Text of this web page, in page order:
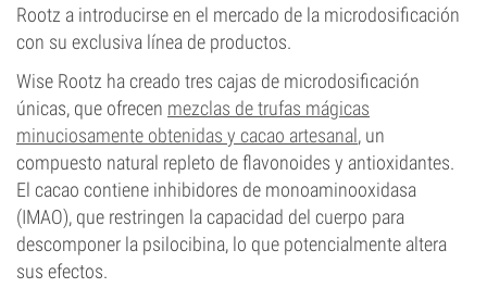
Rootz a introducirse en el mercado de la microdosificación
con su exclusiva línea de productos.
Wise Rootz ha creado tres cajas de microdosificación
únicas, que ofrecen mezclas de trufas mágicas
minuciosamente obtenidas y cacao artesanal, un
compuesto natural repleto de flavonoides y antioxidantes.
El cacao contiene inhibidores de monoaminooxidasa
(IMAO), que restringen la capacidad del cuerpo para
descomponer la psilocibina, lo que potencialmente altera
sus efectos.